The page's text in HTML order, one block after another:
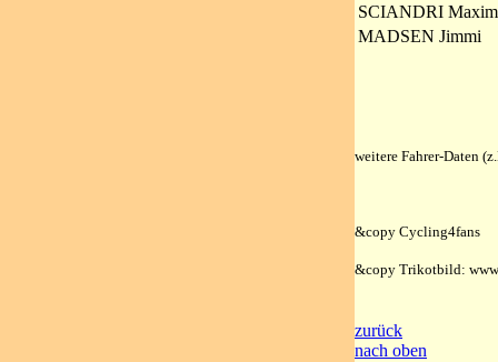
SCIANDRI
MADSEN Jimmi
weitere Fahrer-Daten
&copy Cycling4fans
&copy Trikotbild:
zurück
nach oben